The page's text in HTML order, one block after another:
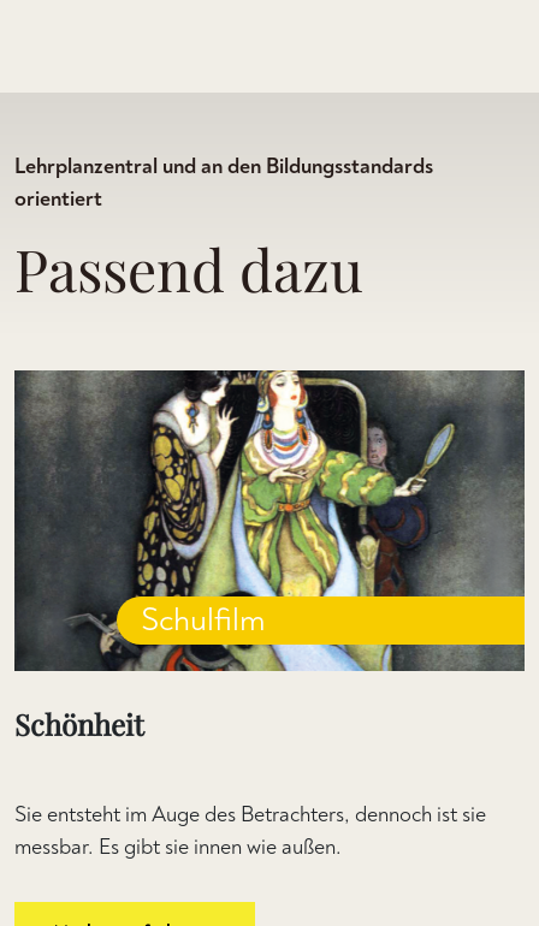
Lehrplanzentral und an den Bildungsstandards
orientiert
Passend dazu
Schulfilm
Schönheit
Sie entsteht im Auge des Betrachters, dennoch ist sie
messbar. Es gibt sie innen wie außen.